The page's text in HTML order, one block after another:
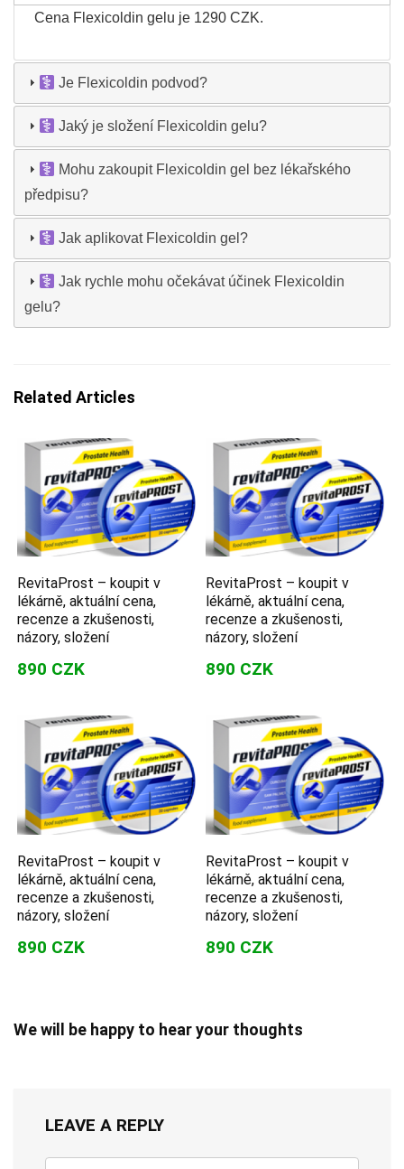
Cena Flexicoldin gelu je 1290 CZK.
Je Flexicoldin podvod?
Jaký je složení Flexicoldin gelu?
Mohu zakoupit Flexicoldin gel bez lékařského
předpisu?
Jak aplikovat Flexicoldin gel?
Jak rychle mohu očekávat účinek Flexicoldin
gelu?
Related Articles
RevitaProst – koupit v
lékárně, aktuální cena,
recenze a zkušenosti,
názory, složení
890 CZK
RevitaProst – koupit v
lékárně, aktuální cena,
recenze a zkušenosti,
názory, složení
890 CZK
RevitaProst – koupit v
lékárně, aktuální cena,
recenze a zkušenosti,
názory, složení
890 CZK
RevitaProst – koupit v
lékárně, aktuální cena,
recenze a zkušenosti,
názory, složení
890 CZK
We will be happy to hear your thoughts
LEAVE A REPLY